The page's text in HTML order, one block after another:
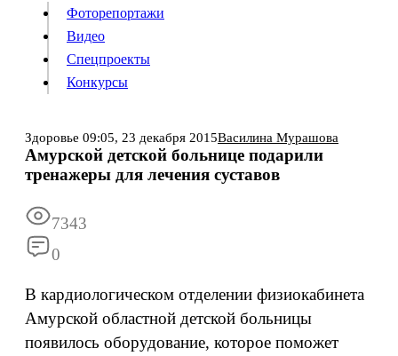
Видео
Конкурсы
Информация Подписка Все новости
Фоторепортажи
Видео
Спецпроекты
Конкурсы
Здоровье 09:05, 23 декабря 2015Василина Мурашова
Амурской детской больнице подарили
тренажеры для лечения суставов
7343
0
В кардиологическом отделении физиокабинета
Амурской областной детской больницы
появилось оборудование, которое поможет